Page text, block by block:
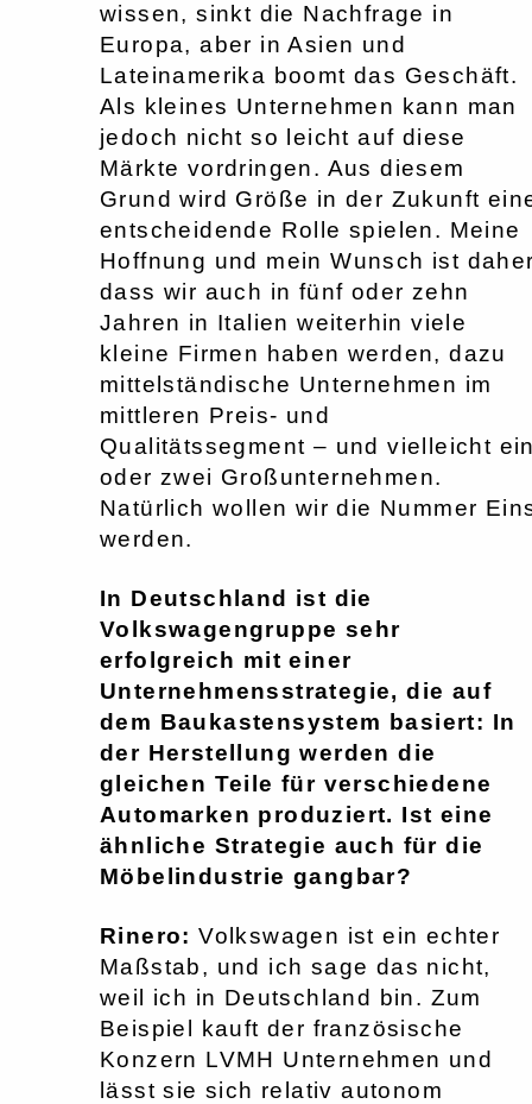
wissen, sinkt die Nachfrage in
Europa, aber in Asien und
Lateinamerika boomt das Geschäft.
Als kleines Unternehmen kann man
jedoch nicht so leicht auf diese
Märkte vordringen. Aus diesem
Grund wird Größe in der Zukunft
entscheidende Rolle spielen. Meine
Hoffnung und mein Wunsch ist
dass wir auch in fünf oder zehn
Jahren in Italien weiterhin viele
kleine Firmen haben werden, dazu
mittelständische Unternehmen im
mittleren Preis- und
Qualitätssegment – und vielleicht
oder zwei Großunternehmen.
Natürlich wollen wir die Nummer
werden.
In Deutschland ist die
Volkswagengruppe sehr
erfolgreich mit einer
Unternehmensstrategie, die auf
dem Baukastensystem basiert: In
der Herstellung werden die
gleichen Teile für verschiedene
Automarken produziert. Ist eine
ähnliche Strategie auch für die
Möbelindustrie gangbar?
Rinero: Volkswagen ist ein echter
Maßstab, und ich sage das nicht,
weil ich in Deutschland bin. Zum
Beispiel kauft der französische
Konzern LVMH Unternehmen und
lässt sie sich relativ autonom